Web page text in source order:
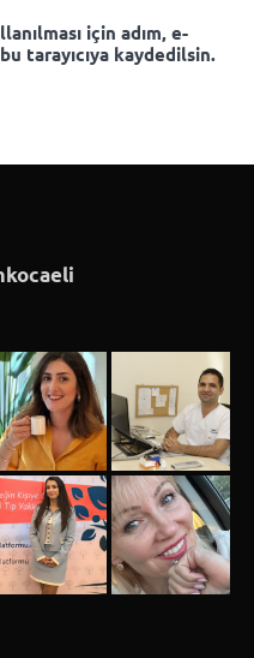
için adım, e-
tarayıcıya kaydedilsin.